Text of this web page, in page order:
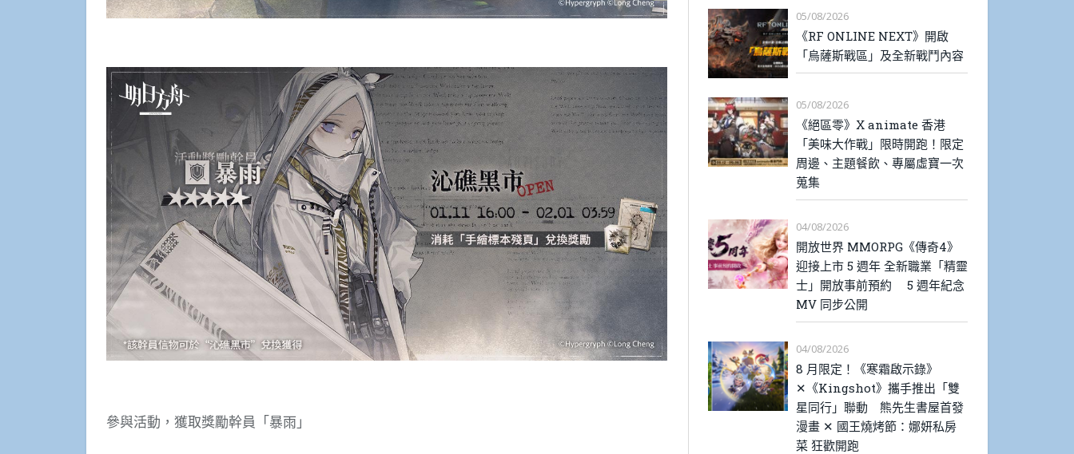
參與活動，獲取獎勵幹員「暴雨」
05/08/2026
《RF ONLINE NEXT》開啟
「烏薩斯戰區」及全新戰鬥內容
05/08/2026
《絕區零》X animate 香港
「美味大作戰」限時開跑！限定
周邊、主題餐飲、專屬虛寶一次
蒐集
04/08/2026
開放世界 MMORPG《傳奇4》
迎接上市 5 週年 全新職業「精靈
士」開放事前預約 5 週年紀念
MV 同步公開
04/08/2026
8 月限定！《寒霜啟示錄》
✕《Kingshot》攜手推出「雙
星同行」聯動 熊先生書屋首發
漫畫 ✕ 國王燒烤節：娜妍私房
菜 狂歡開跑